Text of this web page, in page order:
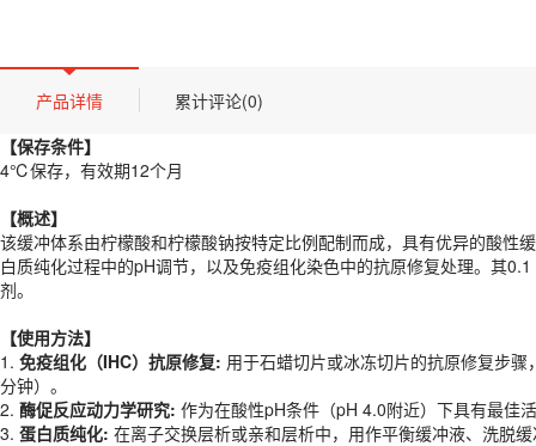
产品描述
【保存条件】
4℃保存，有效期12个月
【概述】
【使用方法】
1.免疫组化（IHC）抗原修复:用于石蜡切片或冰冻切片的抗原修复步
2. 酶促反应动力学研究:
作为在酸性pH条件（pH 4.0附近）下具有最
【注意事项】
1. 本品应密封保存在4℃环境下的阴凉干燥处，避免阳光直射与环境温
2. 操作时请佩戴实验服及手套，尽管该缓冲液毒性极低，但仍需避免直
3. 开封后建议在有效期内使用完毕，若发现溶液出现浑浊、变色或沉淀
产品详情
累计评论(0)
【保存条件】
4℃保存，有效期12个月
【概述】
该缓冲体系由柠檬酸和柠檬酸钠按特定比例配制而成，具有优异的酸
白质纯化过程中的pH调节，以及免疫组化染色中的抗原修复处理。其
剂。
【使用方法】
1. 免疫组化（IHC）抗原修复: 用于石蜡切片或冰冻切片的抗原修复步
分钟）。
2. 酶促反应动力学研究: 作为在酸性pH条件（pH 4.0附近）下具有最佳
3. 蛋白质纯化: 在离子交换层析或亲和层析中，用作平衡缓冲液、洗脱